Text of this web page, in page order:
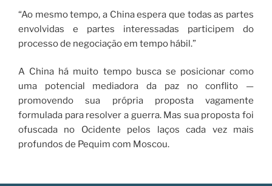
“Ao mesmo tempo, a China espera que todas as partes
envolvidas e partes interessadas participem do
processo de negociação em tempo hábil.”
A China há muito tempo busca se posicionar como
uma potencial mediadora da paz no conflito —
promovendo sua própria proposta vagamente
formulada para resolver a guerra. Mas sua proposta foi
ofuscada no Ocidente pelos laços cada vez mais
profundos de Pequim com Moscou.